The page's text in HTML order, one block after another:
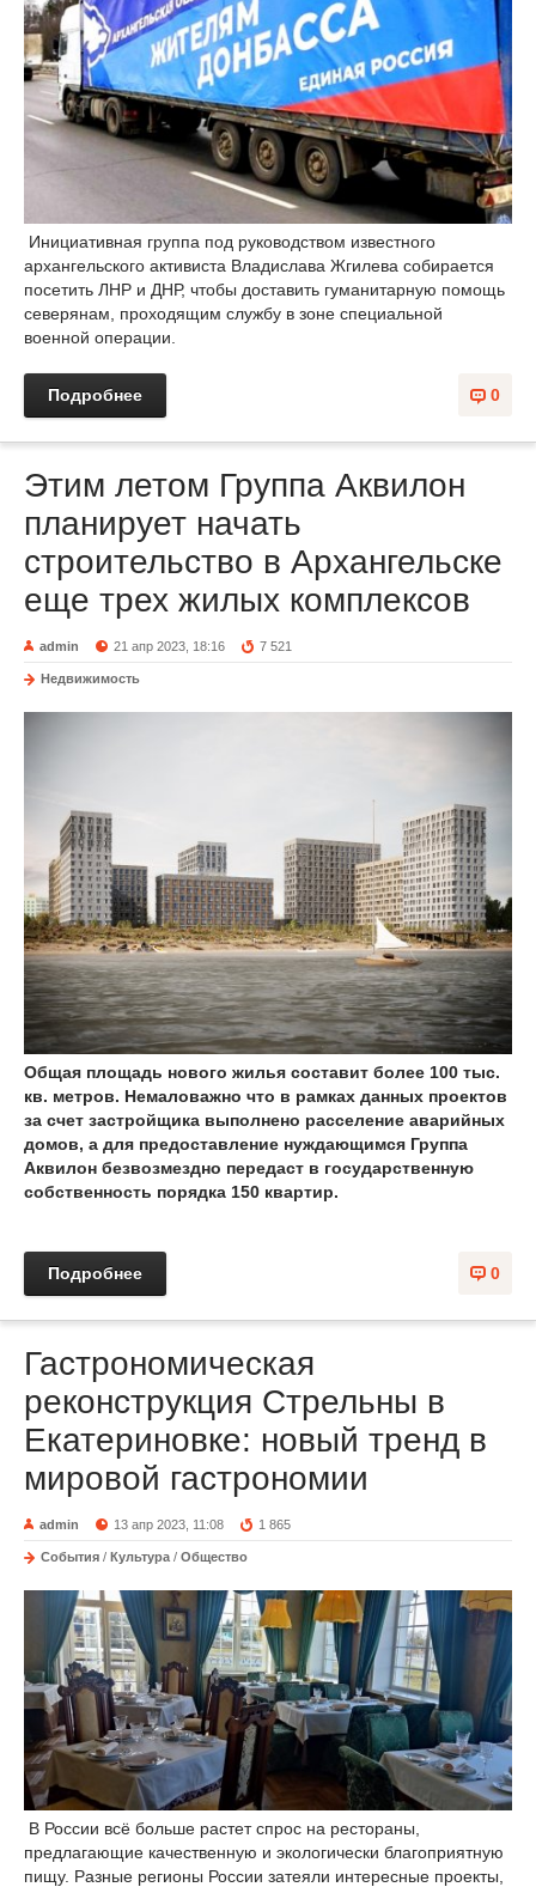
Инициативная группа под руководством известного
архангельского активиста Владислава Жгилева собирается
посетить ЛНР и ДНР, чтобы доставить гуманитарную помощь
северянам, проходящим службу в зоне специальной
военной операции.
0
Подробнее
Этим летом Группа Аквилон
планирует начать
строительство в Архангельске
еще трех жилых комплексов
admin 21 апр 2023, 18:16 7 521
Недвижимость
Общая площадь нового жилья составит более 100 тыс.
кв. метров. Немаловажно что в рамках данных проектов
за счет застройщика выполнено расселение аварийных
домов, а для предоставление нуждающимся Группа
Аквилон безвозмездно передаст в государственную
собственность порядка 150 квартир.
0
Подробнее
Гастрономическая
реконструкция Стрельны в
Екатериновке: новый тренд в
мировой гастрономии
admin 13 апр 2023, 11:08 1 865
События / Культура / Общество
В России всё больше растет спрос на рестораны,
предлагающие качественную и экологически благоприятную
пищу. Разные регионы России затеяли интересные проекты,